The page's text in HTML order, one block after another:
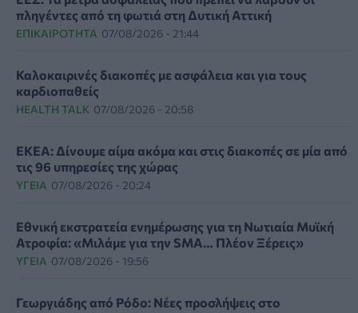
πληγέντες από τη φωτιά στη Δυτική Αττική
ΕΠΙΚΑΙΡΌΤΗΤΑ 07/08/2026 - 21:44
Καλοκαιρινές διακοπές με ασφάλεια και για τους
καρδιοπαθείς
HEALTH TALK 07/08/2026 - 20:58
ΕΚΕΑ: Δίνουμε αίμα ακόμα και στις διακοπές σε μία από
τις 96 υπηρεσίες της χώρας
ΥΓΕΊΑ 07/08/2026 - 20:24
Εθνική εκστρατεία ενημέρωσης για τη Νωτιαία Μυϊκή
Ατροφία: «Μιλάμε για την SMA… Πλέον Ξέρεις»
ΥΓΕΊΑ 07/08/2026 - 19:56
Γεωργιάδης από Ρόδο: Νέες προσλήψεις στο